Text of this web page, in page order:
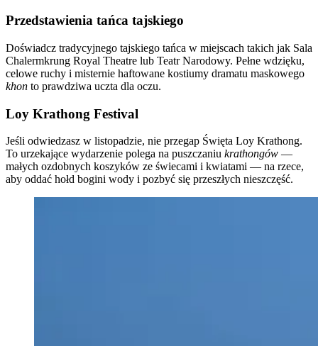
Przedstawienia tańca tajskiego
Doświadcz tradycyjnego tajskiego tańca w miejscach takich jak Sala
Chalermkrung Royal Theatre lub Teatr Narodowy. Pełne wdzięku,
celowe ruchy i misternie haftowane kostiumy dramatu maskowego
khon to prawdziwa uczta dla oczu.
Loy Krathong Festival
Jeśli odwiedzasz w listopadzie, nie przegap Święta Loy Krathong.
To urzekające wydarzenie polega na puszczaniu krathongów —
małych ozdobnych koszyków ze świecami i kwiatami — na rzece,
aby oddać hołd bogini wody i pozbyć się przeszłych nieszczęść.